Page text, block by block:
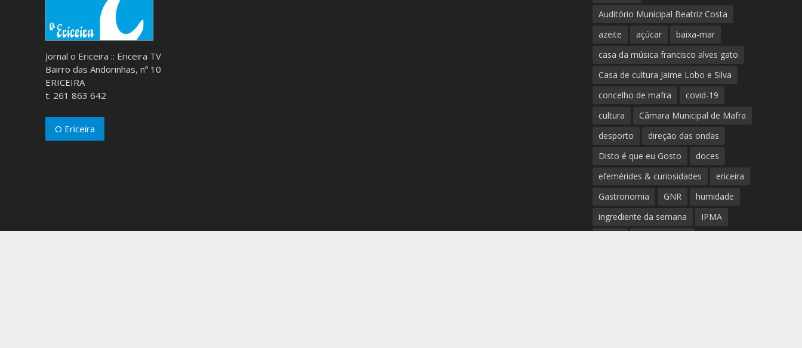
Jornal o Ericeira :: Ericeira TV
Bairro das Andorinhas, nº 10
ERICEIRA
t. 261 863 642
O Ericeira
Auditório Municipal Beatriz Costa
azeite
açúcar
baixa-mar
casa da música francisco alves gato
Casa de cultura Jaime Lobo e Silva
concelho de mafra
covid-19
cultura
Câmara Municipal de Mafra
desporto
direção das ondas
Disto é que eu Gosto
doces
efemérides & curiosidades
ericeira
Gastronomia
GNR
humidade
ingrediente da semana
IPMA